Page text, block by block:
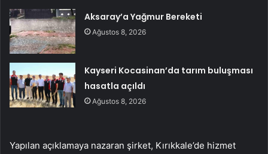
Aksaray’a Yağmur Bereketi
Ağustos 8, 2026
Kayseri Kocasinan’da tarım buluşması
hasatla açıldı
Ağustos 8, 2026
Yapılan açıklamaya nazaran şirket, Kırıkkale’de hizmet